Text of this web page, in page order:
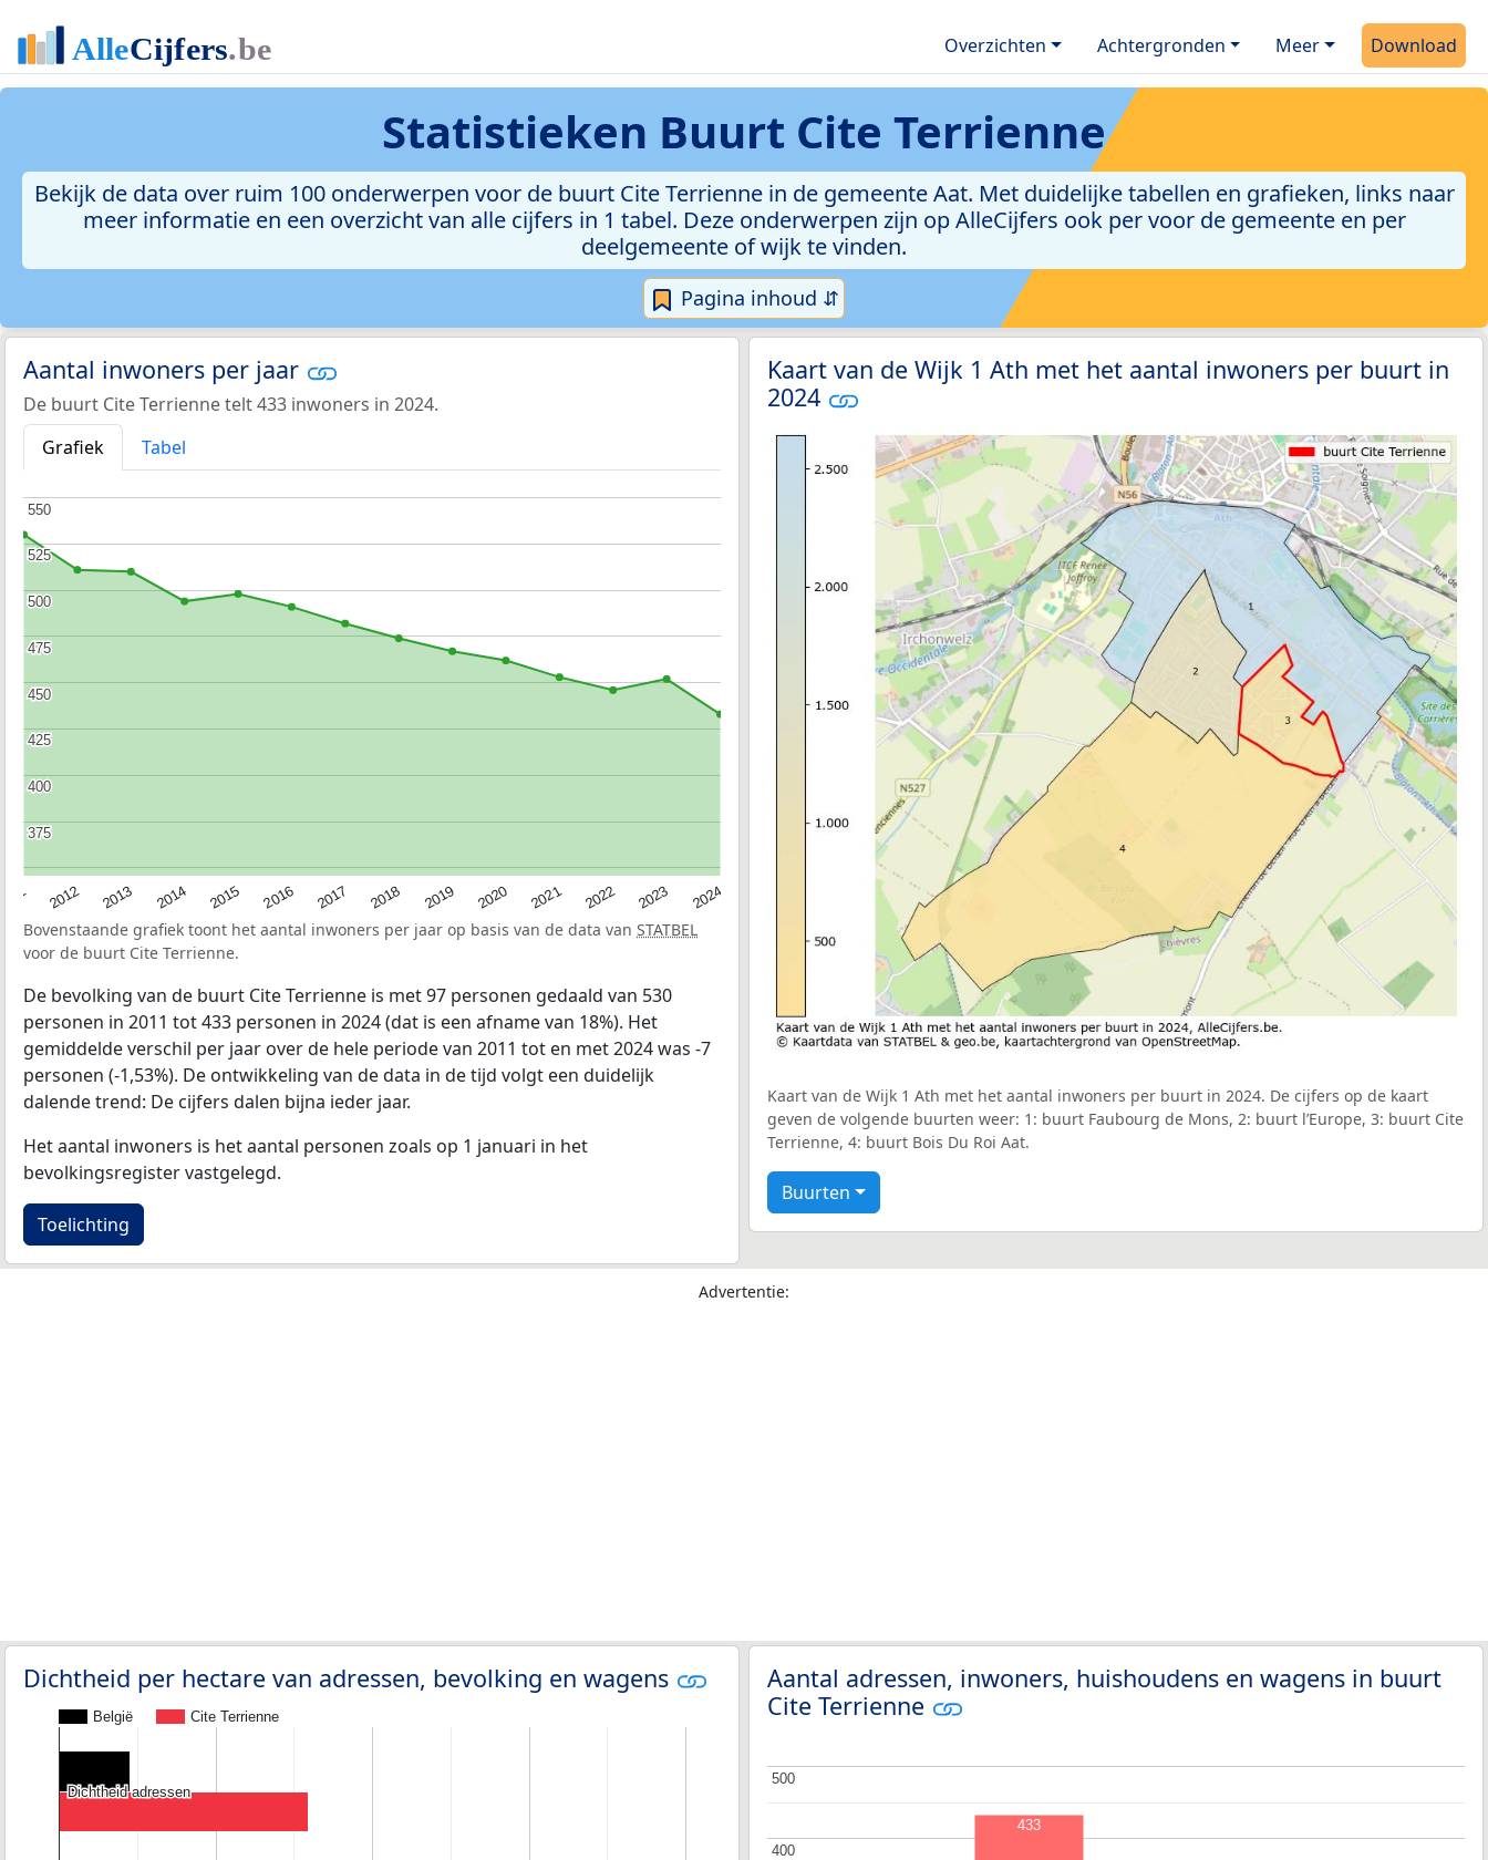
Overzichten Achtergronden Meer Download
Statistieken Buurt Cite Terrienne
Bekijk de data over ruim 100 onderwerpen voor de buurt Cite Terrienne in de gemeente Aat. Met duidelijke tabellen en grafieken, links naar
meer informatie en een overzicht van alle cijfers in 1 tabel. Deze onderwerpen zijn op AlleCijfers ook per voor de gemeente en per
deelgemeente of wijk te vinden.
Pagina inhoud ⇵
Aantal inwoners per jaar
De buurt Cite Terrienne telt 433 inwoners in 2024.
Grafiek
Tabel
2012 2013 2014 2015 2016 2017 2018 2019 2020 2021 2022 2023 2024
375
375
400
400
425
425
450
450
475
475
500
500
525
525
550
550
Bovenstaande grafiek toont het aantal inwoners per jaar op basis van de data van STATBEL
voor de buurt Cite Terrienne.
De bevolking van de buurt Cite Terrienne is met 97 personen gedaald van 530
personen in 2011 tot 433 personen in 2024 (dat is een afname van 18%). Het
gemiddelde verschil per jaar over de hele periode van 2011 tot en met 2024 was -7
personen (-1,53%). De ontwikkeling van de data in de tijd volgt een duidelijk
dalende trend: De cijfers dalen bijna ieder jaar.
Het aantal inwoners is het aantal personen zoals op 1 januari in het
bevolkingsregister vastgelegd.
Toelichting
Kaart van de Wijk 1 Ath met het aantal inwoners per buurt in
2024
Kaart van de Wijk 1 Ath met het aantal inwoners per buurt in 2024. De cijfers op de kaart
geven de volgende buurten weer: 1: buurt Faubourg de Mons, 2: buurt l’Europe, 3: buurt Cite
Terrienne, 4: buurt Bois Du Roi Aat.
Buurten
Advertentie:
Dichtheid per hectare van adressen, bevolking en wagens
België Cite Terrienne
Dichtheid adressen
Dichtheid adressen
Aantal adressen, inwoners, huishoudens en wagens in buurt
Cite Terrienne
400
400
500
500
433